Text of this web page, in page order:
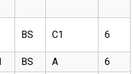
BS C1 6
BS A 6